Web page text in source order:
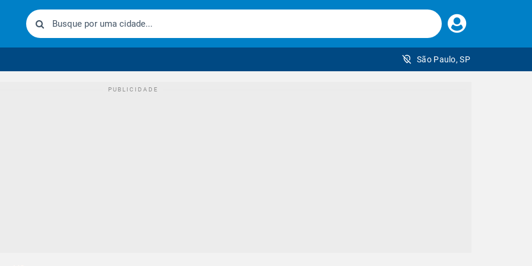
Faça
seu
São Paulo, SP